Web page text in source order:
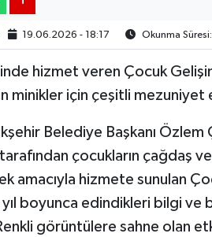
19.06.2026 - 18:17 Okunma
hizmet veren Çocuk
minikler için çeşitli mezuniyet
Belediye Başkanı
çocukların çağdaş
amacıyla hizmete sunulan
boyunca edindikleri bilgi ve
görüntülere sahne olan